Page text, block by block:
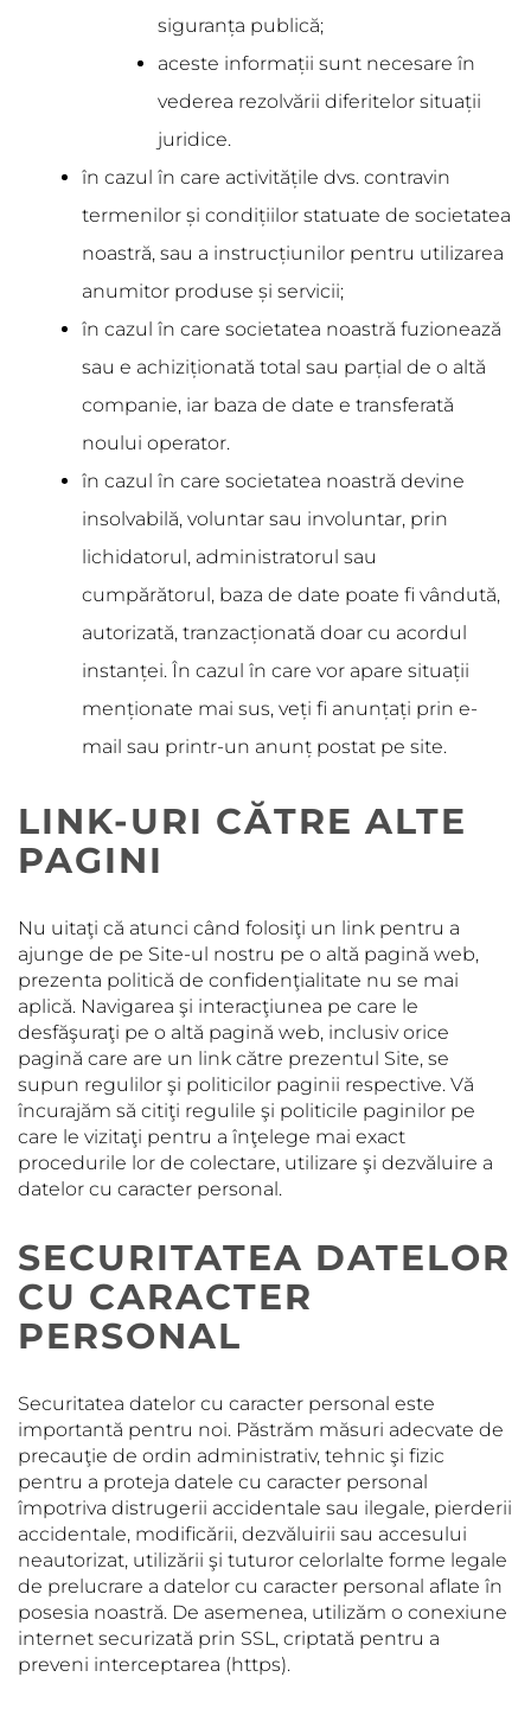
siguranța publică;
aceste informații sunt necesare în
vederea rezolvării diferitelor situații
juridice.
în cazul în care activitățile dvs. contravin
termenilor și condițiilor statuate de societatea
noastră, sau a instrucțiunilor pentru utilizarea
anumitor produse și servicii;
în cazul în care societatea noastră fuzionează
sau e achiziționată total sau parțial de o altă
companie, iar baza de date e transferată
noului operator.
în cazul în care societatea noastră devine
insolvabilă, voluntar sau involuntar, prin
lichidatorul, administratorul sau
cumpărătorul, baza de date poate fi vândută,
autorizată, tranzacționată doar cu acordul
instanței. În cazul în care vor apare situații
menționate mai sus, veți fi anunțați prin e-
mail sau printr-un anunț postat pe site.
LINK-URI CĂTRE ALTE
PAGINI
Nu uitaţi că atunci când folosiţi un link pentru a
ajunge de pe Site-ul nostru pe o altă pagină web,
prezenta politică de confidenţialitate nu se mai
aplică. Navigarea şi interacţiunea pe care le
desfăşuraţi pe o altă pagină web, inclusiv orice
pagină care are un link către prezentul Site, se
supun regulilor şi politicilor paginii respective. Vă
încurajăm să citiţi regulile şi politicile paginilor pe
care le vizitaţi pentru a înţelege mai exact
procedurile lor de colectare, utilizare şi dezvăluire a
datelor cu caracter personal.
SECURITATEA DATELOR
CU CARACTER
PERSONAL
Securitatea datelor cu caracter personal este
importantă pentru noi. Păstrăm măsuri adecvate de
precauţie de ordin administrativ, tehnic şi fizic
pentru a proteja datele cu caracter personal
împotriva distrugerii accidentale sau ilegale, pierderii
accidentale, modificării, dezvăluirii sau accesului
neautorizat, utilizării şi tuturor celorlalte forme legale
de prelucrare a datelor cu caracter personal aflate în
posesia noastră. De asemenea, utilizăm o conexiune
internet securizată prin SSL, criptată pentru a
preveni interceptarea (https).